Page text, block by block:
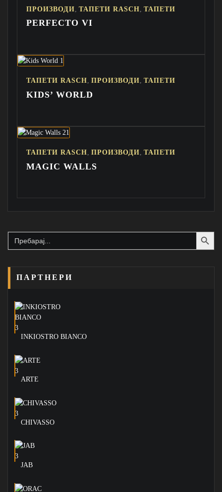
ПРОИЗВОДИ ТАПЕТИ RASCH ТАПЕТИ
PERFECTO VI
ТАПЕТИ RASCH, ПРОИЗВОДИ, ТАПЕТИ
KIDS’ WORLD
ТАПЕТИ RASCH ПРОИЗВОДИ ТАПЕТИ
MAGIC WALLS
Search
for:
Search Button
ПАРТНЕРИ
INKIOSTRO BIANCO
ARTE
CHIVASSO
JAB